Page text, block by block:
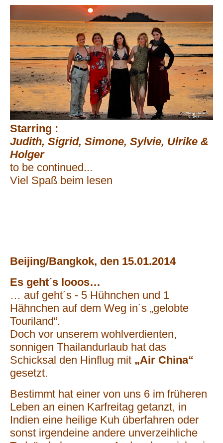
Starring :
Judith, Sigrid, Simone, Sylvie, Ulrike &
Holger
to be continued...
Viel Spaß beim lesen
Beijing/Bangkok, den 15.01.2014
Es geht´s looos…
… auf geht´s - 5 Hühnchen und 1
Hähnchen auf dem Weg in´s „gelobte
Touriland“.
Doch vor unserem wohlverdienten,
sonnigen Thailandurlaub hat das
Schicksal den Hinflug mit „Air China“
gesetzt.
Bestimmt hat einer von uns 6 im früheren
Leben an einen Karfreitag getanzt, in
Indien eine heilige Kuh überfahren oder
sonst irgendeine andere unverzeihliche